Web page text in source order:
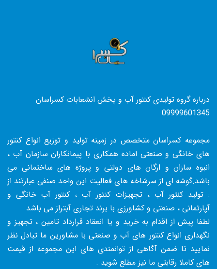
درباره گروه تولیدی کنتور آب و پخش انشعابات کسراسان
09999601345
مجموعه کسراسان متخصص در زمینه تولید و توزیع انواع کنتور
های خانگی و صنعتی اماده همکاری با پیمانکاران سازمان آب ،
انبوه سازان و ارگان های دولتی و پروژه های ساختمانی می
باشد.گوشه ای از سرشاخه های فعالیت این واحد صنفی عبارتند از
: تولید کنتور آب ، تجهیزات کنتور آب ، کنتور آب خانگی و
آپارتمانی ، صنعتی و کشاورزی با برند تجاری آبتراز می باشد
لطفا پیش از اقدام به خرید و یا انعقاد قرارداد تامین ، تجهیز و
نگهداری انواع کنتور های آب و صنعتی با مشاورین ما تبادل نظر
نمایید تا ضمن آگاهی از توانمندی های این مجموعه از قیمت
های کاملا رقابتی ما نیز مطلع شوید .